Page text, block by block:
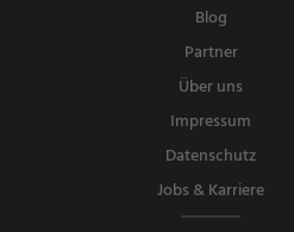
Blog
Partner
Über uns
Impressum
Datenschutz
Jobs & Karriere